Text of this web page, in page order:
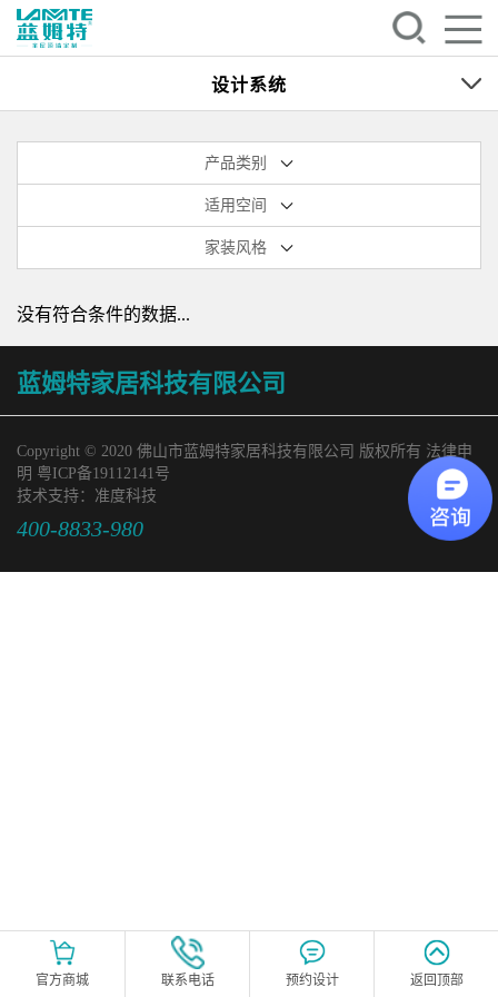
设计系统
产品类别
适用空间
家装风格
没有符合条件的数据...
蓝姆特家居科技有限公司
Copyright © 2020 佛山市蓝姆特家居科技有限公司 版权所有 法律申
明 粤ICP备19112141号
技术支持： 准度科技
400-8833-980
官方商城 联系电话 预约设计 返回顶部